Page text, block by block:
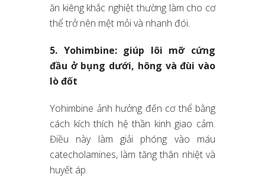
ăn kiêng khắc nghiệt thường làm cho cơ
thể trở nên mệt mỏi và nhanh đói.
5. Yohimbine: giúp lôi mỡ cứng
đầu ở bụng dưới, hông và đùi vào
lò đốt
Yohimbine ảnh hưởng đến cơ thể bằng
cách kích thích hệ thần kinh giao cảm.
Điều này làm giải phóng vào máu
catecholamines, làm tăng thân nhiệt và
huyết áp.